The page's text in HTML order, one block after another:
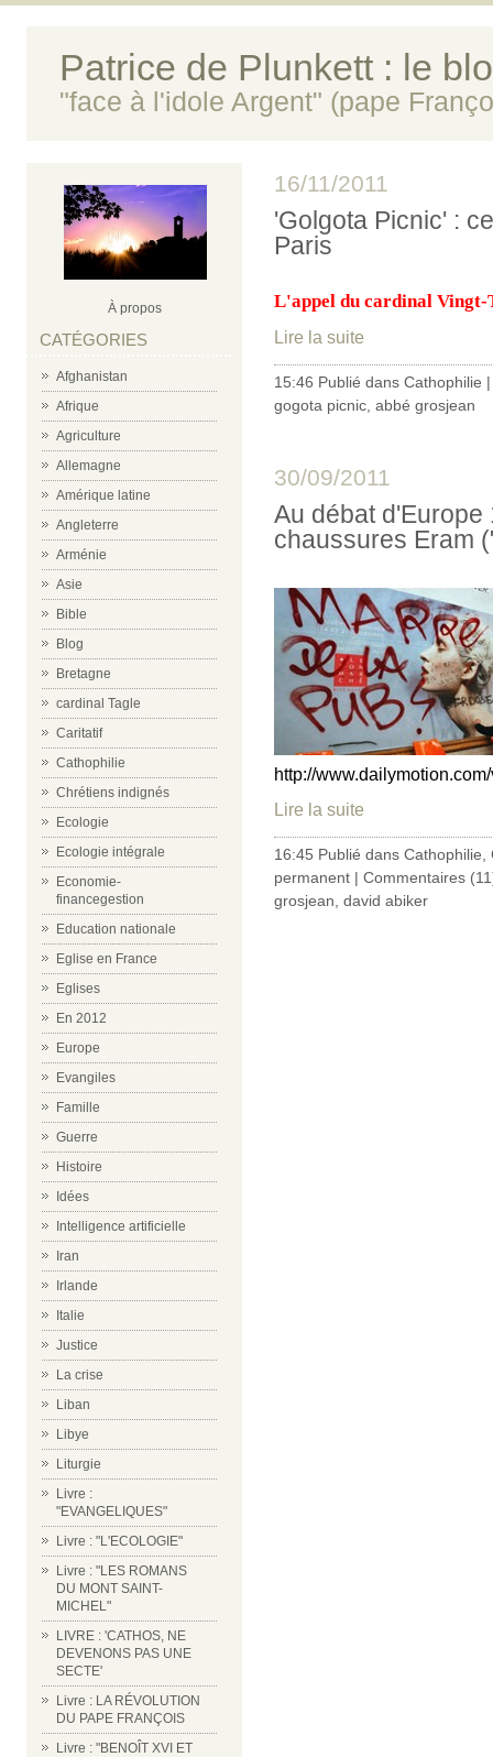
Patrice de Plunkett : le
"face à l'idole Argent" (pape
À propos
CATÉGORIES
Afghanistan
Afrique
Agriculture
Allemagne
Amérique latine
Angleterre
Arménie
Asie
Bible
Blog
Bretagne
cardinal Tagle
Caritatif
Cathophilie
Chrétiens indignés
Ecologie
Ecologie intégrale
Economie-
financegestion
Education nationale
Eglise en France
Eglises
En 2012
Europe
Evangiles
Famille
Guerre
Histoire
Idées
Intelligence artificielle
Iran
Irlande
Italie
Justice
La crise
Liban
Libye
Liturgie
Livre :
"EVANGELIQUES"
Livre : "L'ECOLOGIE"
Livre : "LES ROMANS
DU MONT SAINT-
MICHEL"
LIVRE : 'CATHOS, NE
DEVENONS PAS UNE
SECTE'
Livre : LA RÉVOLUTION
DU PAPE FRANÇOIS
Livre : "BENOÎT XVI ET
16/11/2011
'Golgota Picnic' :
Paris
L'appel du cardinal
Lire la suite
15:46 Publié dans Cathophilie
gogota picnic abbé grosjean
30/09/2011
Au débat
chaussures Eram
http://
Lire la suite
16:45 Publié dans Cathophilie
permanent | Commentaires
grosjean david abiker